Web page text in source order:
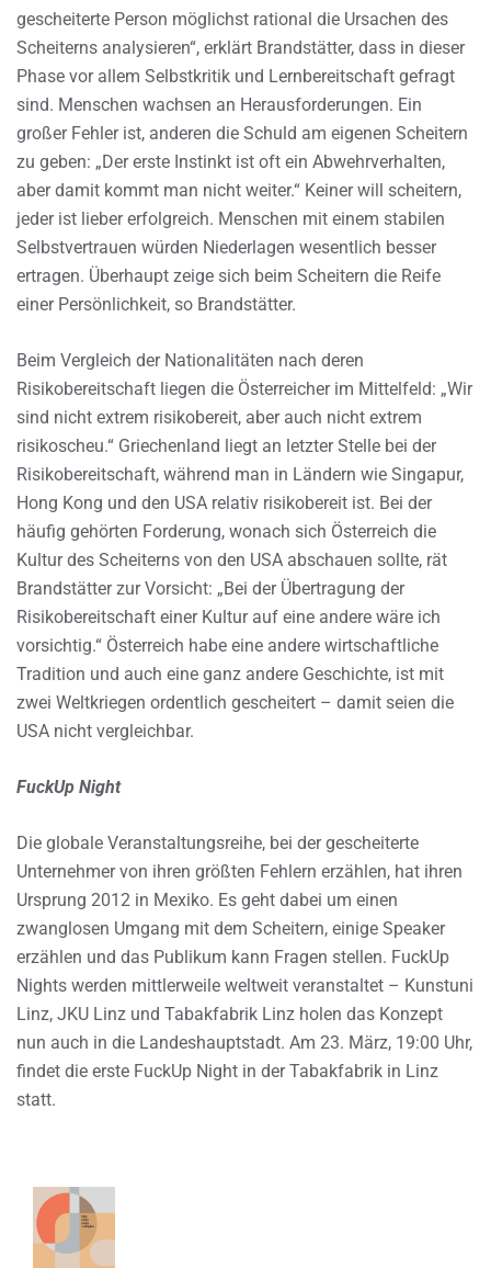
gescheiterte Person möglichst rational die Ursachen des
Scheiterns analysieren“, erklärt Brandstätter, dass in dieser
Phase vor allem Selbstkritik und Lernbereitschaft gefragt
sind. Menschen wachsen an Herausforderungen. Ein
großer Fehler ist, anderen die Schuld am eigenen Scheitern
zu geben: „Der erste Instinkt ist oft ein Abwehrverhalten,
aber damit kommt man nicht weiter.“ Keiner will scheitern,
jeder ist lieber erfolgreich. Menschen mit einem stabilen
Selbstvertrauen würden Niederlagen wesentlich besser
ertragen. Überhaupt zeige sich beim Scheitern die Reife
einer Persönlichkeit, so Brandstätter.
Beim Vergleich der Nationalitäten nach deren
Risikobereitschaft liegen die Österreicher im Mittelfeld: „Wir
sind nicht extrem risikobereit, aber auch nicht extrem
risikoscheu.“ Griechenland liegt an letzter Stelle bei der
Risikobereitschaft, während man in Ländern wie Singapur,
Hong Kong und den USA relativ risikobereit ist. Bei der
häufig gehörten Forderung, wonach sich Österreich die
Kultur des Scheiterns von den USA abschauen sollte, rät
Brandstätter zur Vorsicht: „Bei der Übertragung der
Risikobereitschaft einer Kultur auf eine andere wäre ich
vorsichtig.“ Österreich habe eine andere wirtschaftliche
Tradition und auch eine ganz andere Geschichte, ist mit
zwei Weltkriegen ordentlich gescheitert – damit seien die
USA nicht vergleichbar.
FuckUp Night
Die globale Veranstaltungsreihe, bei der gescheiterte
Unternehmer von ihren größten Fehlern erzählen, hat ihren
Ursprung 2012 in Mexiko. Es geht dabei um einen
zwanglosen Umgang mit dem Scheitern, einige Speaker
erzählen und das Publikum kann Fragen stellen. FuckUp
Nights werden mittlerweile weltweit veranstaltet – Kunstuni
Linz, JKU Linz und Tabakfabrik Linz holen das Konzept
nun auch in die Landeshauptstadt. Am 23. März, 19:00 Uhr,
findet die erste FuckUp Night in der Tabakfabrik in Linz
statt.